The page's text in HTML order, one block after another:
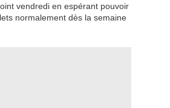
vendredi en espérant pouvoir
normalement dès la semaine